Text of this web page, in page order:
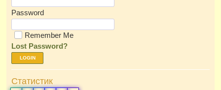
Password
Remember Me
Lost Password?
LOGIN
Статистик